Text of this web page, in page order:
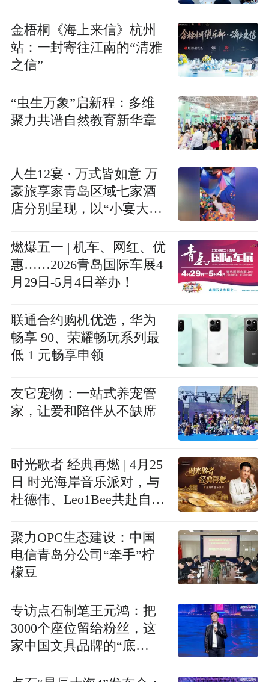
金梧桐《海上来信》杭州
站：一封寄往江南的“清雅
之信”
“虫生万象”启新程：多维
聚力共谱自然教育新华章
人生12宴 · 万式皆如意 万
豪旅享家青岛区域七家酒
店分别呈现，以“小宴大
燃爆五一 | 机车、网红、优
惠……2026青岛国际车展4
月29日-5月4日举办！
联通合约购机优选，华为
畅享 90、荣耀畅玩系列最
低 1 元畅享申领
友它宠物：一站式养宠管
家，让爱和陪伴从不缺席
时光歌者 经典再燃 | 4月25
日 时光海岸音乐派对，与
杜德伟、Leo1Bee共赴自在
聚力OPC生态建设：中国
电信青岛分公司“牵手”柠
檬豆
专访点石制笔王元鸿：把
3000个座位留给粉丝，这
家中国文具品牌的“底